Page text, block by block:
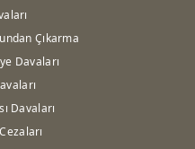
Çıkarma
Davaları
Davaları